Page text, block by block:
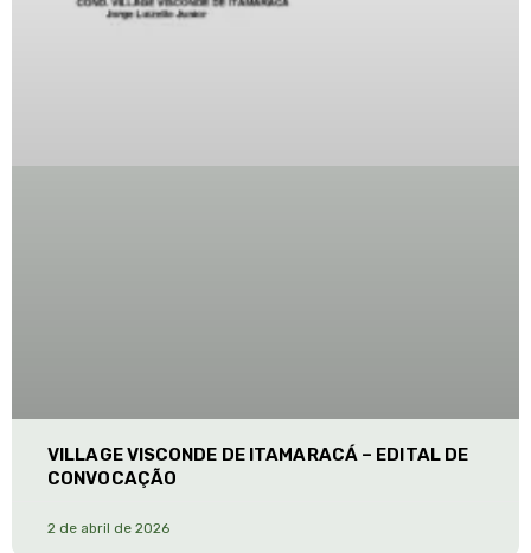
VILLAGE VISCONDE DE ITAMARACÁ – EDITAL DE
CONVOCAÇÃO
2 de abril de 2026